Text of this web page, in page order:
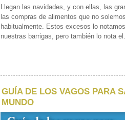
Llegan las navidades, y con ellas, las
las compras de alimentos que no
habitualmente. Estos excesos lo
nuestras barrigas, pero también lo nota
GUÍA DE LOS VAGOS PARA
MUNDO